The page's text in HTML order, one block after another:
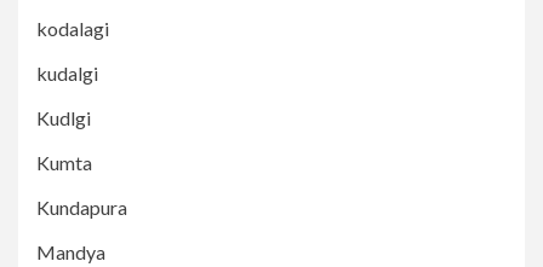
kodalagi
kudalgi
Kudlgi
Kumta
Kundapura
Mandya